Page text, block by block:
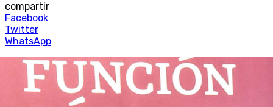
compartir
Facebook
Twitter
WhatsApp